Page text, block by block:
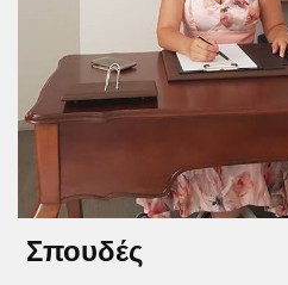
Σπουδές